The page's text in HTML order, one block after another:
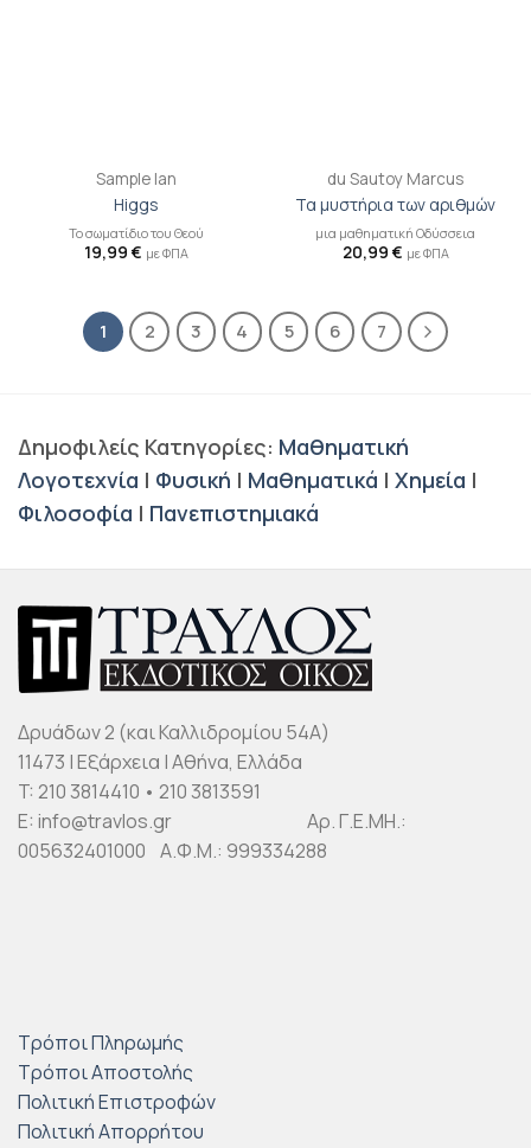
Sample Ian
Higgs
Το σωματίδιο του Θεού
19,99 € με ΦΠΑ
du Sautoy Marcus
Τα μυστήρια των αριθμών
μια μαθηματική Οδύσσεια
20,99 € με ΦΠΑ
1 2 3 4 5 6 7
Δημοφιλείς Κατηγορίες: Μαθηματική
Λογοτεχνία | Φυσική | Μαθηματικά | Χημεία |
Φιλοσοφία | Πανεπιστημιακά
Δρυάδων 2 (και Καλλιδρομίου 54Α)
11473 | Εξάρχεια | Αθήνα, Ελλάδα
T: 210 3814410 • 210 3813591
E: info@travlos.gr Αρ. Γ.Ε.ΜΗ.:
005632401000 Α.Φ.Μ.: 999334288
Τρόποι Πληρωμής
Τρόποι Αποστολής
Πολιτική Επιστροφών
Πολιτική Απορρήτου